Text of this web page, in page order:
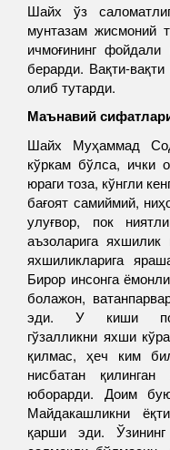
Шайх ўз
мунтазам жисмоний
ичмоғининг
берарди. Вақти-
олиб тутарди.
Маънавий
Шайх Муҳаммад
кўркам бўлса, ички
юраги тоза, кўнгли
бағоят самиймий,
улуғвор, пок
аъзоларига
яхшиликларига
Бирор инсонга
болажон,
эди. У киши
гўзалликни яхши
қилмас, ҳеч ким
нисбатан қилинган
юборарди. Доим
Майдакашликни
қарши эди.